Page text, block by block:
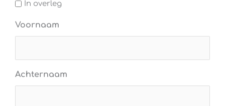
In overleg
Voornaam
Achternaam